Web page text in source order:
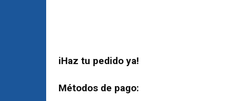
iHaz tu pedido ya!
Métodos de pago: